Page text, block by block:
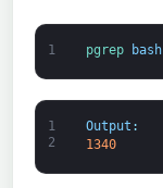
1 pgrep bash
1
2
Output :
1340